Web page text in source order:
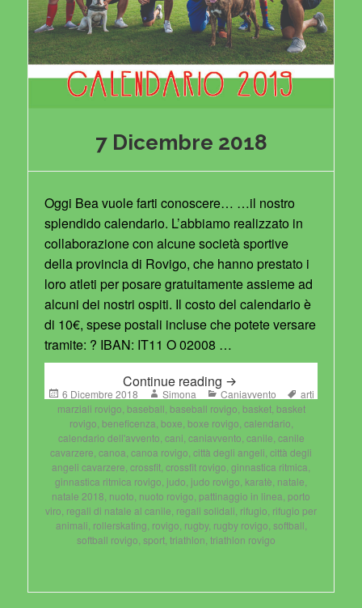
7 Dicembre 2018
Oggi Bea vuole farti conoscere… …il nostro
splendido calendario. L’abbiamo realizzato in
collaborazione con alcune società sportive
della provincia di Rovigo, che hanno prestato i
loro atleti per posare gratuitamente assieme ad
alcuni dei nostri ospiti. Il costo del calendario è
di 10€, spese postali incluse che potete versare
tramite: ? IBAN: IT11 O 02008 …
Continue reading 7 Dicembre 2018
Posted
on
6 Dicembre 2018 Author
Simona Categories
Caniavvento Tags
arti
marziali rovigo baseball baseball rovigo basket, basket
rovigo beneficenza boxe boxe rovigo calendario
calendario dell'avvento cani caniavvento canile canile
cavarzere canoa canoa rovigo città degli angeli città degli
angeli cavarzere crossfit crossfit rovigo ginnastica ritmica
ginnastica ritmica rovigo judo judo rovigo karatè natale
natale 2018 nuoto nuoto rovigo pattinaggio in linea porto
viro regali di natale al canile regali solidali rifugio rifugio per
animali rollerskating rovigo rugby, rugby rovigo softball
softball rovigo sport triathlon triathlon rovigo